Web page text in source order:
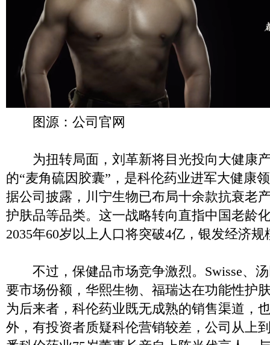
图源：公司官网
为扭转局面，刘革新将目光投向大健康
的“麦角硫因胶囊”，是科伦药业进军大健康
据公司披露，川宁生物已布局十余款抗衰老
护肤品等品类。这一战略转向直指中国老
2035年60岁以上人口将突破4亿，银发经济
不过，保健品市场竞争激烈。Swisse、汤
要市场份额，华熙生物、福瑞达在功能性护
为后来者，科伦药业既无成熟的销售渠道，
外，有投资者质疑科伦营销较差，公司从上